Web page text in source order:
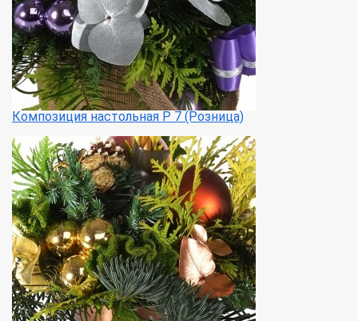
Композиция настольная Р 7 (Розница)